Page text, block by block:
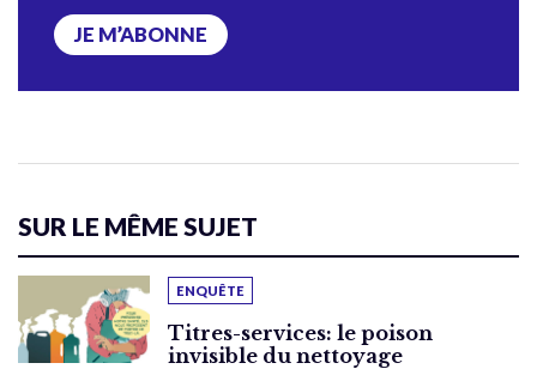
JE M’ABONNE
SUR LE MÊME SUJET
ENQUÊTE
Titres-services: le poison
invisible du nettoyage